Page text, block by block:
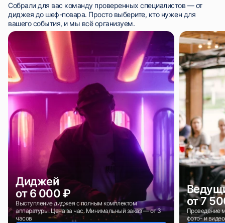
Собрали для вас команду проверенных специалистов — от
диджея до шеф-повара. Просто выберите, кто нужен для
вашего события, и мы всё организуем.
Диджей
от 6 000 ₽
Выступление диджея с полным комплектом
аппаратуры. Цена за час. Минимальный заказ — от 3
часов
от 7
Проведение
фото- и